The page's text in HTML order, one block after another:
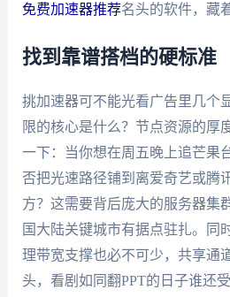
免费加速器推荐名头的软件，藏
找到靠谱搭档的硬标准
挑加速器可不能光看广告里几个
限的核心是什么？节点资源的厚
一下：当你想在周五晚上追芒果
否把光速路径铺到离爱奇艺或腾
方？这需要背后庞大的服务器集
国大陆关键城市有据点驻扎。同
理带宽支撑也必不可少，共享通
头，看剧如同翻PPT的日子谁还受